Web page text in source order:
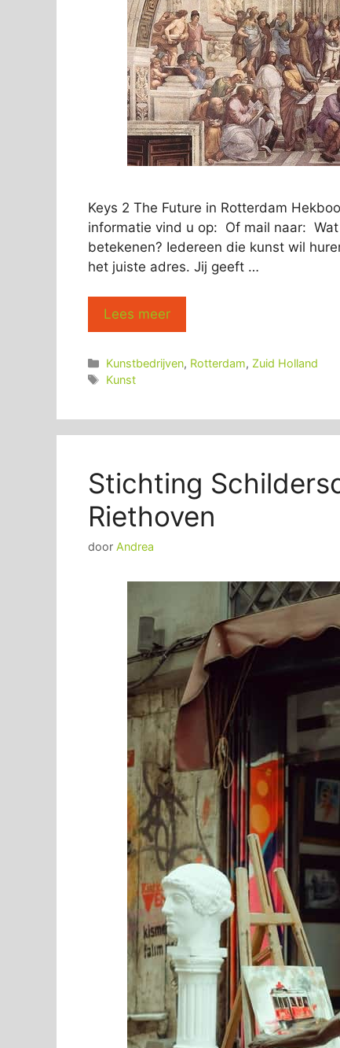
Keys 2 The Future in Rotterdam
informatie vind u op: Of mail naar:
betekenen? Iedereen die kunst wil
het juiste adres. Jij geeft …
Lees meer
Categorieën
Kunstbedrijven, Rotterdam, Zuid Holland
Tags
Kunst
Stichting
Riethoven
door Andrea